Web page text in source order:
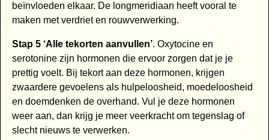
beïnvloeden elkaar. De longmeridiaan heeft vooral te
maken met verdriet en rouwverwerking.
Stap 5 ‘Alle tekorten aanvullen’. Oxytocine en
serotonine zijn hormonen die ervoor zorgen dat je je
prettig voelt. Bij tekort aan deze hormonen, krijgen
zwaardere gevoelens als hulpeloosheid, moedeloosheid
en doemdenken de overhand. Vul je deze hormonen
weer aan, dan krijg je meer veerkracht om tegenslag of
slecht nieuws te verwerken.